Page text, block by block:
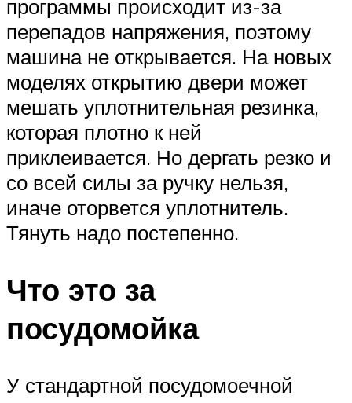
программы происходит из-за
перепадов напряжения, поэтому
машина не открывается. На новых
моделях открытию двери может
мешать уплотнительная резинка,
которая плотно к ней
приклеивается. Но дергать резко и
со всей силы за ручку нельзя,
иначе оторвется уплотнитель.
Тянуть надо постепенно.
Что это за
посудомойка
У стандартной посудомоечной